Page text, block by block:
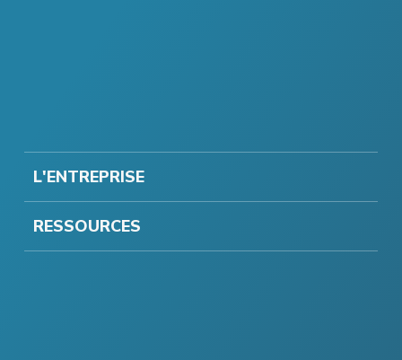
L'ENTREPRISE
RESSOURCES